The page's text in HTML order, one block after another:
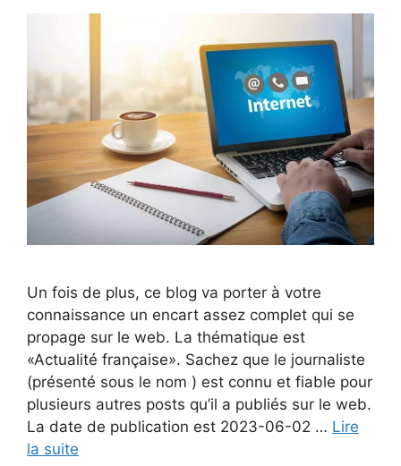
Un fois de plus, ce blog va porter à votre
connaissance un encart assez complet qui se
propage sur le web. La thématique est
«Actualité française». Sachez que le journaliste
(présenté sous le nom ) est connu et fiable pour
plusieurs autres posts qu’il a publiés sur le web.
La date de publication est 2023-06-02 … Lire
la suite